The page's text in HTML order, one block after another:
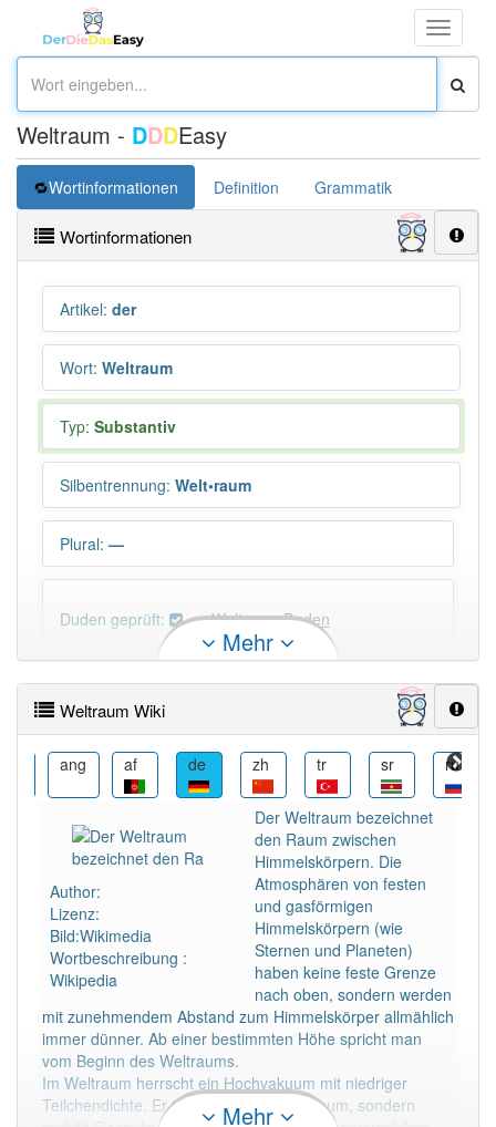
Toggle
Weltraum - DDDEasy
Wortinformationen Definition Grammatik
Wortinformationen
Artikel: der
Wort: Weltraum
Typ: Substantiv
Silbentrennung: Welt•raum
Plural: —
Duden geprüft: Weltraum Duden
×
Das Wort Weltraum ist eine Ausnahme.
Wörter, die mit "-um" enden, haben fast immer
Artikel:
das.
DER:505Ausnahmen Beispiele
DIE:22
Beispiele
DAS:1 814
Häufigkeit: 4 von 10
Wörter mit Endung -weltraum: 1
Mehr
Weltraum Wiki
Author:
Lizenz:
Bild:Wikimedia
Wortbeschreibung :
Wikipedia
Der Weltraum bezeichnet
den Raum zwischen
Himmelskörpern. Die
Atmosphären von festen
und gasförmigen
Himmelskörpern (wie
Sternen und Planeten)
haben keine feste Grenze
nach oben, sondern werden
mit zunehmendem Abstand zum Himmelskörper allmählich
immer dünner. Ab einer bestimmten Höhe spricht man
vom Beginn des Weltraums.
Im Weltraum herrscht ein Hochvakuum mit niedriger
Teilchendichte. Er ist aber kein leerer Raum, sondern
Mehr